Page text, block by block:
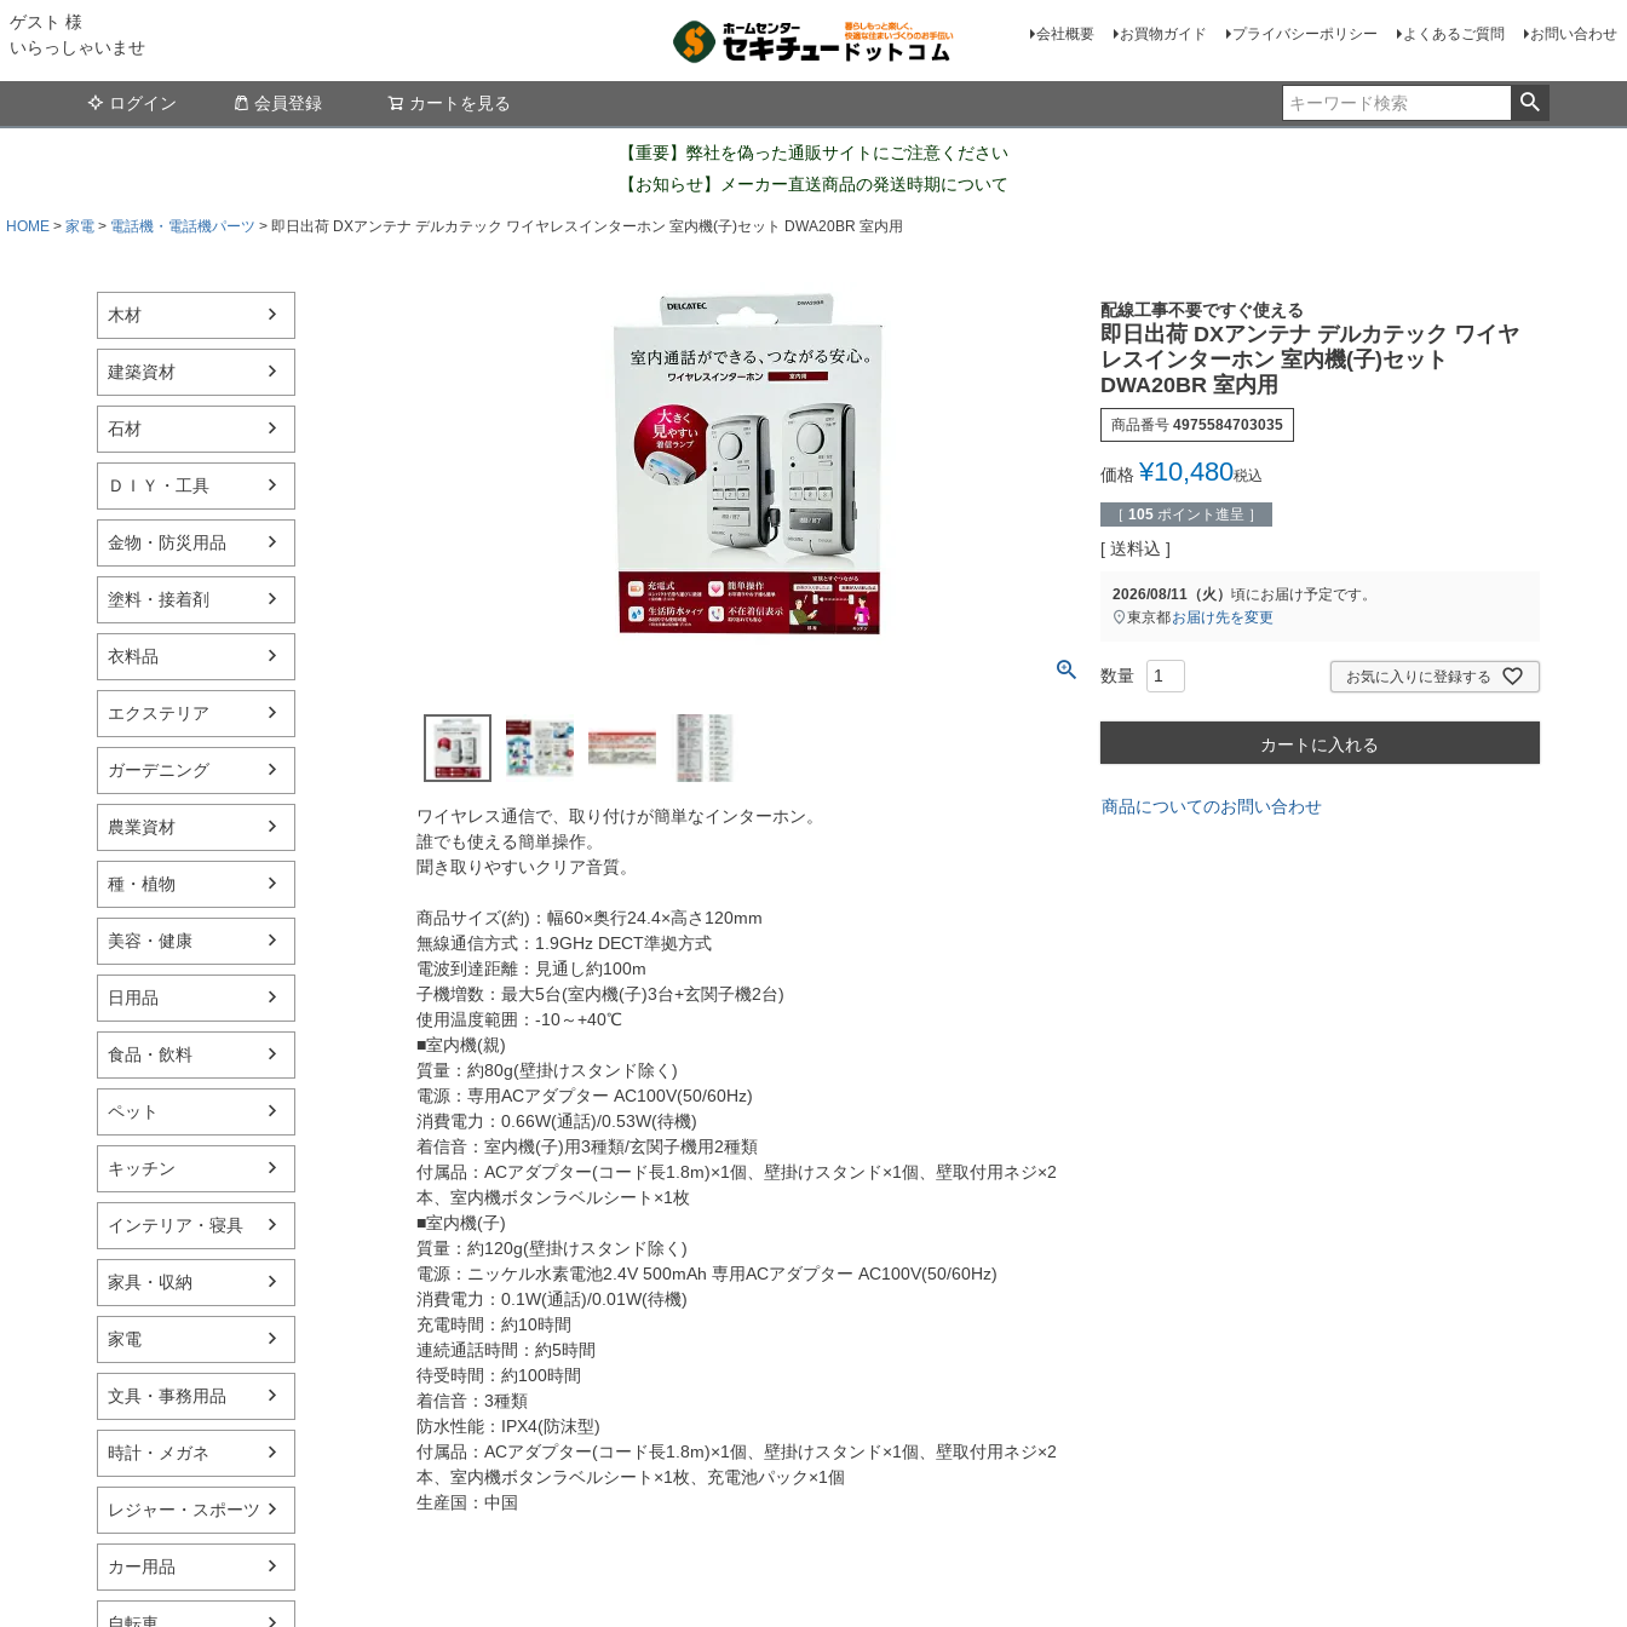
ゲスト 様
いらっしゃいませ
会社概要 お買物ガイド プライバシーポリシー よくあるご質問 お問い合わせ
ログイン 会員登録 カートを見る
【重要】弊社を偽った通販サイトにご注意ください
【お知らせ】メーカー直送商品の発送時期について
HOME 家電 電話機・電話機パーツ 即日出荷 DXアンテナ デルカテック ワイヤレスインターホン 室内機(子)セット DWA20BR 室内用
木材
建築資材
石材
ＤＩＹ・工具
金物・防災用品
塗料・接着剤
衣料品
エクステリア
ガーデニング
農業資材
種・植物
美容・健康
日用品
食品・飲料
ペット
キッチン
インテリア・寝具
家具・収納
家電
文具・事務用品
時計・メガネ
レジャー・スポーツ
カー用品
ワイヤレス通信で、取り付けが簡単なインターホン。
誰でも使える簡単操作。
聞き取りやすいクリア音質。
商品サイズ(約)：幅60×奥行24.4×高さ120mm
無線通信方式：1.9GHz DECT準拠方式
電波到達距離：見通し約100m
子機増数：最大5台(室内機(子)3台+玄関子機2台)
使用温度範囲：-10～+40℃
■室内機(親)
質量：約80g(壁掛けスタンド除く)
電源：専用ACアダプター AC100V(50/60Hz)
消費電力：0.66W(通話)/0.53W(待機)
着信音：室内機(子)用3種類/玄関子機用2種類
付属品：ACアダプター(コード長1.8m)×1個、壁掛けスタンド×1個、壁取付用ネジ×2
本、室内機ボタンラベルシート×1枚
■室内機(子)
質量：約120g(壁掛けスタンド除く)
電源：ニッケル水素電池2.4V 500mAh 専用ACアダプター AC100V(50/60Hz)
消費電力：0.1W(通話)/0.01W(待機)
充電時間：約10時間
連続通話時間：約5時間
待受時間：約100時間
着信音：3種類
防水性能：IPX4(防沫型)
付属品：ACアダプター(コード長1.8m)×1個、壁掛けスタンド×1個、壁取付用ネジ×2
本、室内機ボタンラベルシート×1枚、充電池パック×1個
生産国：中国
配線工事不要ですぐ使える
即日出荷 DXアンテナ デルカテック ワイヤ
レスインターホン 室内機(子)セット
DWA20BR 室内用
商品番号 4975584703035
価格 ¥10,480税込
［ 105 ポイント進呈 ］
送料込
2026/08/11（火） 頃にお届け予定です。
東京都お届け先を変更
お気に入りに登録する
カートに入れる
商品についてのお問い合わせ